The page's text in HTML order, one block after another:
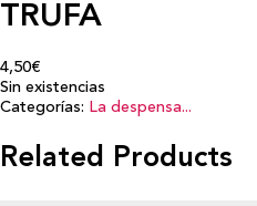
TRUFA
4,50€
Sin existencias
Categorías: La despensa...
Related Products